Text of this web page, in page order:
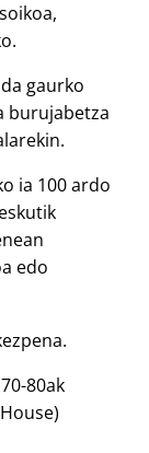
gaurko
burujabetza
ia 100 ardo
edo
80ak